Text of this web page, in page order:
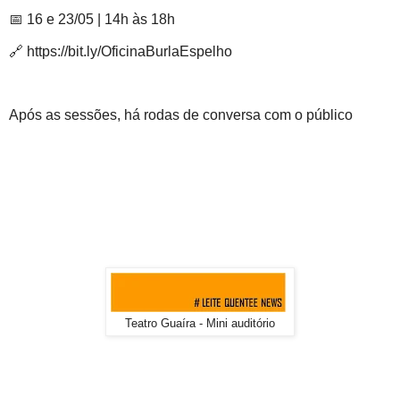
📅 16 e 23/05 | 14h às 18h
🔗 https://bit.ly/OficinaBurlaEspelho
Após as sessões, há rodas de conversa com o público
Teatro Guaíra - Mini auditório